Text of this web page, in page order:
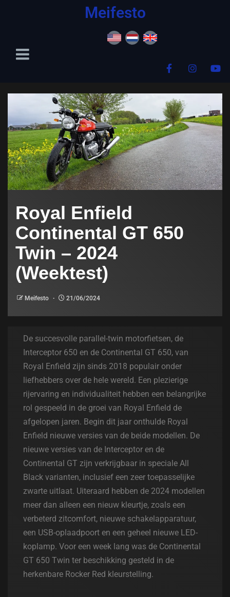
Meifesto
Royal Enfield
Continental GT 650
Twin – 2024
(Weektest)
Meifesto 21/06/2024
De succesvolle parallel-twin motorfietsen, de
Interceptor 650 en de Continental GT 650, van
Royal Enfield zijn sinds 2018 populair onder
liefhebbers over de hele wereld. Een plezierige
rijervaring en individualiteit hebben een belangrijke
rol gespeeld in de groei van Royal Enfield de
afgelopen jaren. Begin dit jaar onthulde Royal
Enfield nieuwe versies van de beide modellen. De
nieuwe versies van de Interceptor en de
Continental GT zijn verkrijgbaar in speciale All
Black varianten, inclusief een zeer toepasselijke
zwarte uitlaat. Uiteraard hebben de 2024 modellen
meer dan alleen een nieuw kleurtje, zoals een
verbeterd zitcomfort, nieuwe schakelapparatuur,
een USB-oplaadpoort en een geheel nieuwe LED-
koplamp. Voor een week lang was de Continental
GT 650 Twin ter beschikking gesteld in de
herkenbare Rocker Red kleurstelling.